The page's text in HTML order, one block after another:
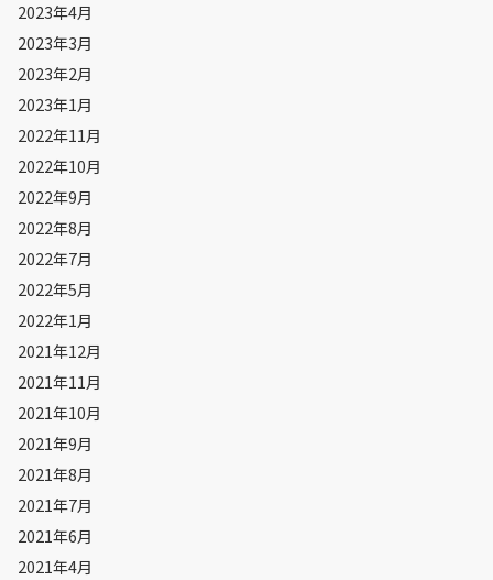
2023年4月
2023年3月
2023年2月
2023年1月
2022年11月
2022年10月
2022年9月
2022年8月
2022年7月
2022年5月
2022年1月
2021年12月
2021年11月
2021年10月
2021年9月
2021年8月
2021年7月
2021年6月
2021年4月